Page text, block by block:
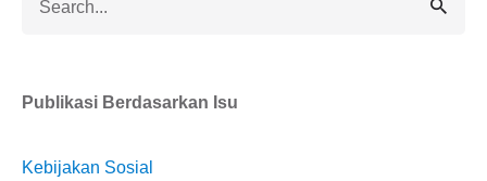
Publikasi Berdasarkan Isu
Kebijakan Sosial